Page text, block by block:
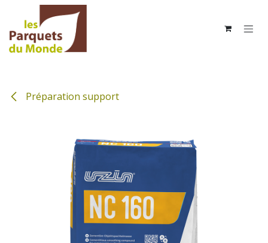
Se rendre au contenu
Préparation support